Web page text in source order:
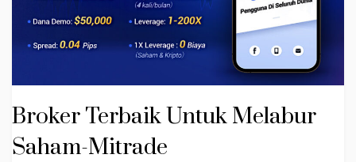
Broker Terbaik Untuk Melabur
Saham-Mitrade